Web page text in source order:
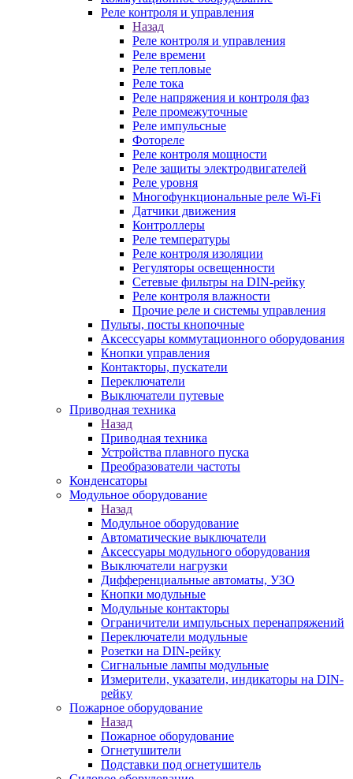
Реле контроля и управления
Назад
Реле контроля и управления
Реле времени
Реле тепловые
Реле тока
Реле напряжения и контроля фаз
Реле промежуточные
Реле импульсные
Фотореле
Реле контроля мощности
Реле защиты электродвигателей
Реле уровня
Многофункциональные реле Wi-Fi
Датчики движения
Контроллеры
Реле температуры
Реле контроля изоляции
Регуляторы освещенности
Сетевые фильтры на DIN-рейку
Реле контроля влажности
Прочие реле и системы управления
Пульты, посты кнопочные
Аксессуары коммутационного оборудования
Кнопки управления
Контакторы, пускатели
Переключатели
Выключатели путевые
Приводная техника
Назад
Приводная техника
Устройства плавного пуска
Преобразователи частоты
Конденсаторы
Модульное оборудование
Назад
Модульное оборудование
Автоматические выключатели
Аксессуары модульного оборудования
Выключатели нагрузки
Дифференциальные автоматы, УЗО
Кнопки модульные
Модульные контакторы
Ограничители импульсных перенапряжений
Переключатели модульные
Розетки на DIN-рейку
Сигнальные лампы модульные
Измерители, указатели, индикаторы на DIN-
рейку
Пожарное оборудование
Назад
Пожарное оборудование
Огнетушители
Подставки под огнетушитель